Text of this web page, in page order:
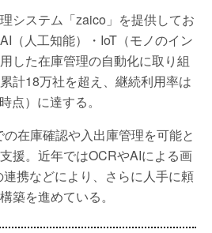
システム「zaico」を提供してお
（人工知能）・IoT（モノのイン
した在庫管理の自動化に取り組
計18万社を超え、継続利用率は
点）に達する。
在庫確認や入出庫管理を可能と
援。近年ではOCRやAIによる画
携などにより、さらに人手に頼
築を進めている。